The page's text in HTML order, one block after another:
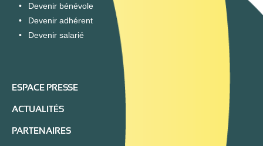
Devenir bénévole
Devenir adhérent
Devenir salarié
ESPACE PRESSE
ACTUALITÉS
PARTENAIRES